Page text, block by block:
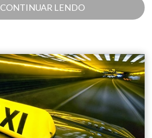
CONTINUAR LENDO